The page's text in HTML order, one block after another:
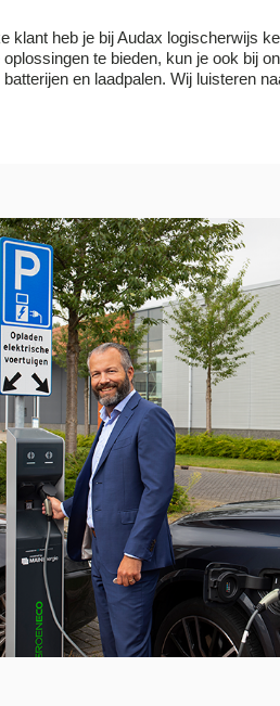
klant heb je bij Audax logischerwijs
oplossingen te bieden, kun je ook bij
en laadpalen. Wij luisteren